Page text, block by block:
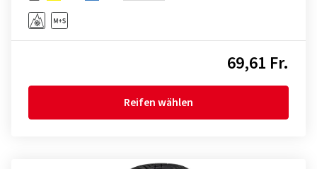
69,61 Fr.
Reifen wählen